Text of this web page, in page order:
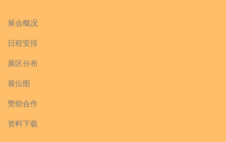
展会概况
日程安排
展区分布
展位图
赞助合作
资料下载